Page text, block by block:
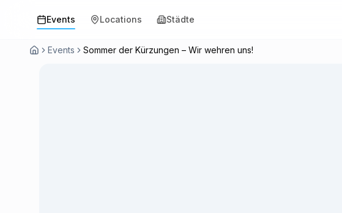
Events Locations Städte
Events Sommer der Kürzungen – Wir wehren uns!